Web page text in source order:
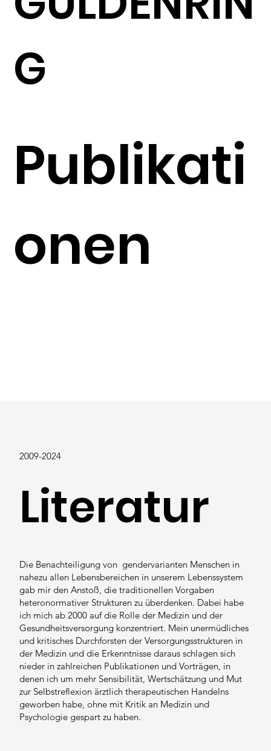
Publikati
onen
G
2009-2024
Literatur
Die Benachteiligung von gendervarianten Menschen in
nahezu allen Lebensbereichen in unserem Lebenssystem
gab mir den Anstoß, die traditionellen Vorgaben
heteronormativer Strukturen zu überdenken. Dabei habe
ich mich ab 2000 auf die Rolle der Medizin und der
Gesundheitsversorgung konzentriert. Mein unermüdliches
und kritisches Durchforsten der Versorgungsstrukturen in
der Medizin und die Erkenntnisse daraus schlagen sich
nieder in zahlreichen Publikationen und Vorträgen, in
denen ich um mehr Sensibilität, Wertschätzung und Mut
zur Selbstreflexion ärztlich therapeutischen Handelns
geworben habe, ohne mit Kritik an Medizin und
Psychologie gespart zu haben.